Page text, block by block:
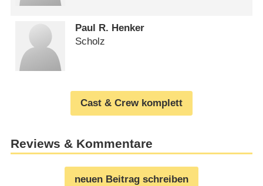
Paul R. Henker
Scholz
Cast & Crew komplett
Reviews & Kommentare
neuen Beitrag schreiben